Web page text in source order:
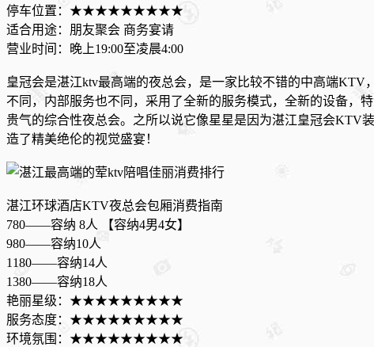
停车位置：★★★★★★★★★
适合用途：朋友聚会 商务宴请
营业时间：晚上19:00至凌晨4:00
皇冠会是湛江ktv最高端的夜总会，是一家比较不错的中高端
不同，内部服务也不同，采用了全新的服务模式，全新的设备，
贵气的综合性夜总会。之所以说它像星星是因为湛江皇冠会KTV
造了精美绝伦的视觉盛宴！
湛江环球酒店KTV夜总会包厢消费指南
780——容纳 8人 【容纳4男4女】
980——容纳10人
1180——容纳14人
1380——容纳18人
艳丽星级：★★★★★★★★★
服务态度：★★★★★★★★★
环境氛围：★★★★★★★★★